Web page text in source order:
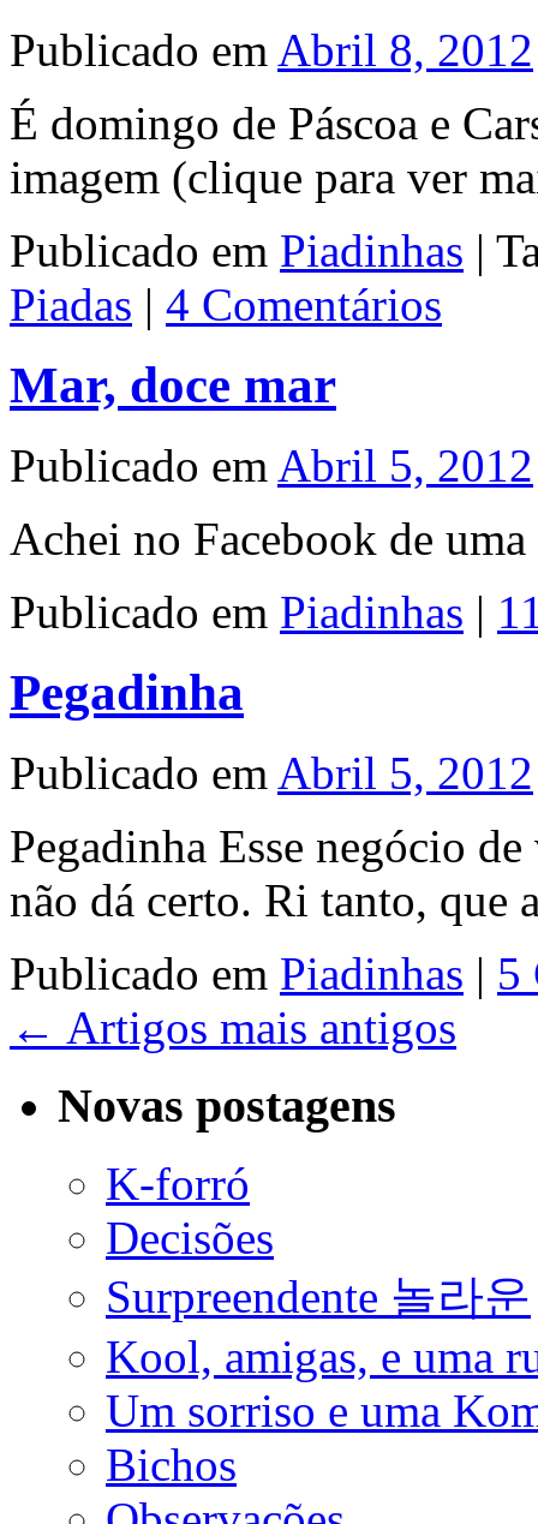
Publicado em Abril 8, 2012
É domingo de Páscoa e
imagem (clique para
Publicado em Piadinhas |
Piadas | 4 Comentários
Mar, doce mar
Publicado em Abril 5, 2012
Achei no Facebook de
Publicado em Piadinhas |
Pegadinha
Publicado em Abril 5, 2012
Pegadinha Esse negócio
não dá certo. Ri tanto, que
Publicado em Piadinhas | 5
← Artigos mais antigos
Novas postagens
K-forró
Decisões
Surpreendente 놀라운
Kool, amigas, e uma
Um sorriso e uma
Bichos